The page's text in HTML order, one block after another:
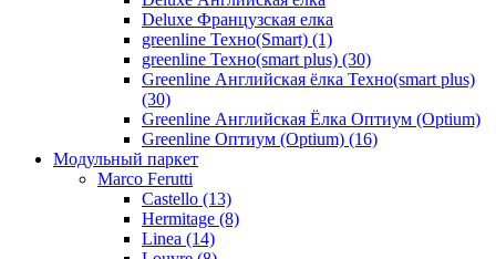
Deluxe Французская елка
greenline Техно(Smart) (1)
greenline Техно(smart plus) (30)
Greenline Английская ёлка Техно(smart plus)
(30)
Greenline Английская Ёлка Оптиум (Optium)
Greenline Оптиум (Optium) (16)
Модульный паркет
Marco Ferutti
Castello (13)
Hermitage (8)
Linea (14)